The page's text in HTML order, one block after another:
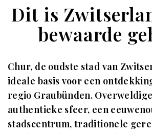
Dit is
bewaarde
Chur, de oudste stad van
ideale basis voor een
regio Graubünden.
authentieke sfeer, een
stadscentrum, traditionele